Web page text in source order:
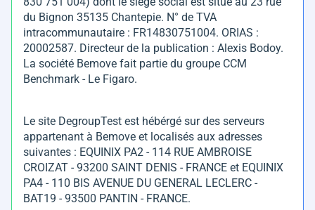
du Bignon 35135 Chantepie. N° de TVA
intracommunautaire : FR14830751004. ORIAS :
20002587. Directeur de la publication : Alexis Bodoy.
La société Bemove fait partie du groupe CCM
Benchmark - Le Figaro.
Le site DegroupTest est hébérgé sur des serveurs
appartenant à Bemove et localisés aux adresses
suivantes : EQUINIX PA2 - 114 RUE AMBROISE
CROIZAT - 93200 SAINT DENIS - FRANCE et EQUINIX
PA4 - 110 BIS AVENUE DU GENERAL LECLERC -
BAT19 - 93500 PANTIN - FRANCE.